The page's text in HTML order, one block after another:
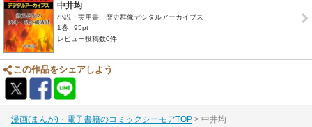
中井均
小説・実用書、歴史群像デジタルアーカイブス
1巻
95pt
レビュー投稿数0件
この作品をシェアしよう
漫画(まんが)・電子書籍のコミックシーモアTOP 中井均